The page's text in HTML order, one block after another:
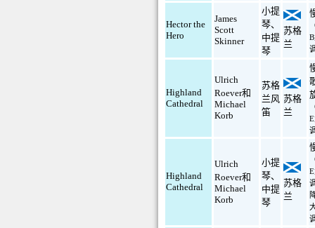
Hector the
Hero
James
Scott
Skinner
小提
琴、
中提
琴
苏格
兰
Highland
Cathedral
Ulrich
Roever和
Michael
Korb
苏格
兰风
笛
苏格
兰
Highland
Cathedral
Ulrich
Roever和
Michael
Korb
小提
琴、
中提
琴
苏格
兰